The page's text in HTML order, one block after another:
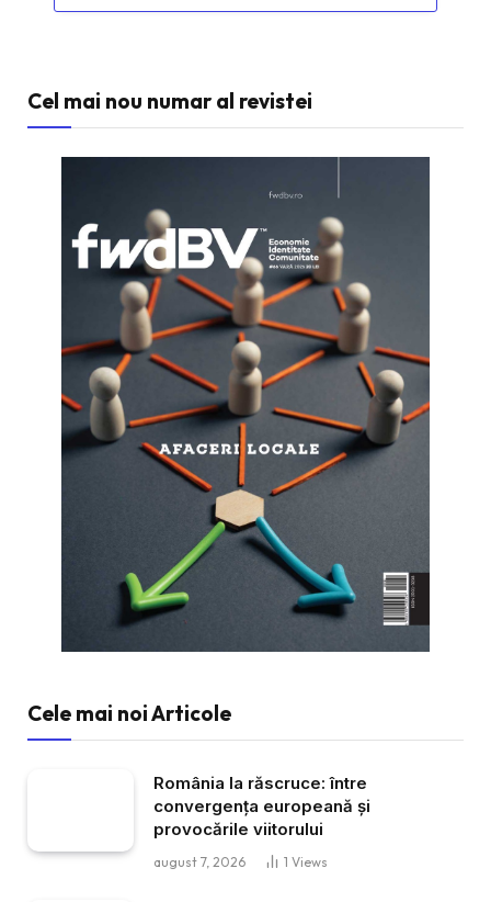
Cel mai nou numar al revistei
Cele mai noi Articole
România la răscruce: între
convergența europeană și
provocările viitorului
august 7, 2026 1 Views